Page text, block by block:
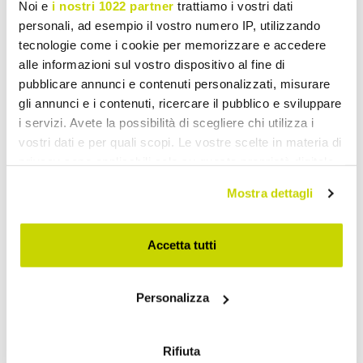
Noi e i nostri 1022 partner trattiamo i vostri dati
personali, ad esempio il vostro numero IP, utilizzando
tecnologie come i cookie per memorizzare e accedere
alle informazioni sul vostro dispositivo al fine di
pubblicare annunci e contenuti personalizzati, misurare
gli annunci e i contenuti, ricercare il pubblico e sviluppare
i servizi. Avete la possibilità di scegliere chi utilizza i
vostri dati e per quali scopi. Le vostre scelte in materia di
modificare o revocare il proprio consenso in qualsiasi
momento dalla Dichiarazione sui cookie o facendo clic
sull'icona di attivazione della privacy.
raccogliere informazioni sulla tua posizione
Identificare il tuo dispositivo, scansionandolo
Mostra dettagli
Accetta tutti
Personalizza
Rifiuta
Hvid udtrækkeligt
spisebord Rico med stel af
massivt træ
kr 20.521,30 kr 25.651,66
- 20%
Moderne udtrækkeligt
spisebord med hærdet
glasplade Iside
kr 18.639,56 kr 23.299,49
- 20%
Udtrækkeligt bord i træ,